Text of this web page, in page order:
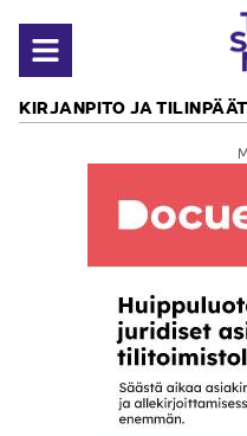
Avaa valikko
KIRJANPITO JA